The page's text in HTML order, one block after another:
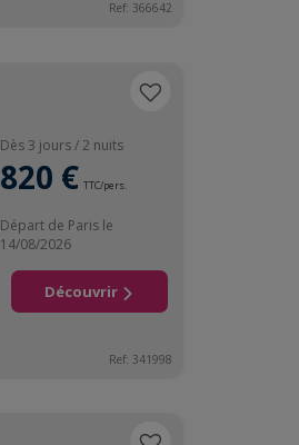
Ref: 366642
Dès 3 jours / 2 nuits
820 € TTC/pers.
Départ de Paris le
14/08/2026
Découvrir
Ref: 341998